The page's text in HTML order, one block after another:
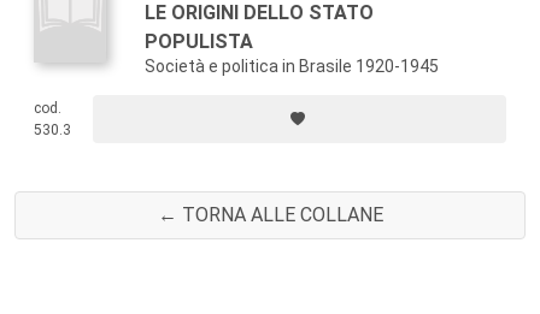
LE ORIGINI DELLO STATO
POPULISTA
Società e politica in Brasile 1920-1945
cod.
530.3
← TORNA ALLE COLLANE